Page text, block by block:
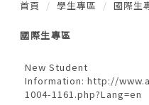
首頁 學生專區 國際生
國際生專區
New Student
Information: http://
1004-1161.php?Lang=en